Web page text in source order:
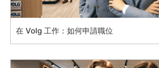
在 Volg 工作：如何申請職位